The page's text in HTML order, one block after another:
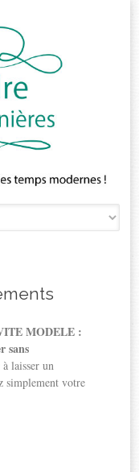
MODELE :
sans
laisser un
simplement votre